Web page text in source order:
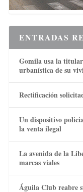
ENTRADAS
Gomila usa la
urbanística de su
Rectificación
Un dispositivo
la venta ilegal
La avenida de la
marcas viales
Águila Club reabre